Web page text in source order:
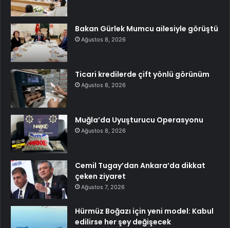
Bakan Gürlek Mumcu ailesiyle görüştü
Ağustos 8, 2026
Ticari kredilerde çift yönlü görünüm
Ağustos 8, 2026
Muğla’da Uyuşturucu Operasyonu
Ağustos 8, 2026
Cemil Tugay’dan Ankara’da dikkat
çeken ziyaret
Ağustos 7, 2026
Hürmüz Boğazı için yeni model: Kabul
edilirse her şey değişecek